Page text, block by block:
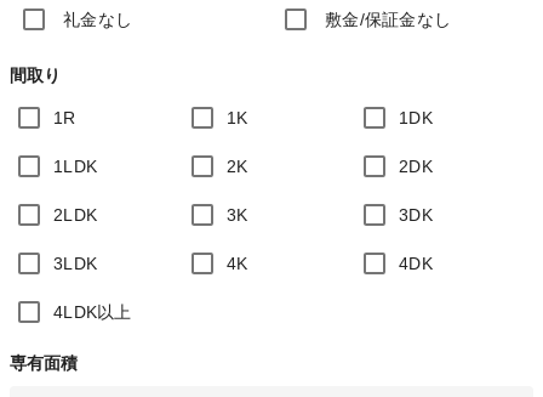
礼金なし 敷金/保証金なし
間取り
1R 1K 1DK
1LDK 2K 2DK
2LDK 3K 3DK
3LDK 4K 4DK
4LDK以上
専有面積